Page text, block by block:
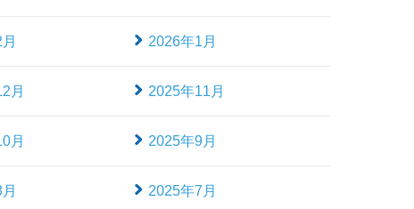
2026年1月
月 2025年11月
月 2025年9月
2025年7月